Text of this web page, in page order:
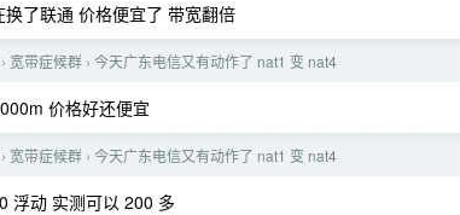
换了联通 价格便宜了 带宽翻倍
› 宽带症候群 › 今天广东电信又有动作了 nat1 变 nat4
价格好还便宜
› 宽带症候群 › 今天广东电信又有动作了 nat1 变 nat4
浮动 实测可以 200 多